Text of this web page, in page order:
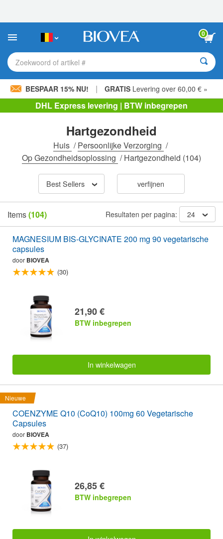
Deze
bevat
toegankelijkheidssysteem.
0
Zoekwoord of artikel #
BESPAAR 15% NU! | GRATIS Levering over 60,00 € »
DHL Express levering | BTW inbegrepen
Hartgezondheid
Huis /Persoonlijke Verzorging /
Op Gezondheidsoplossing /Hartgezondheid (104)
Best Sellers verfijnen
Items(104) Resultaten per pagina: 24
MAGNESIUM BIS-GLYCINATE 200 mg 90 vegetarische
capsules
door BIOVEA
(30)
21,90 €
BTW inbegrepen
In winkelwagen
Nieuwe
COENZYME Q10 (CoQ10) 100mg 60 Vegetarische
Capsules
door BIOVEA
(37)
26,85 €
BTW inbegrepen